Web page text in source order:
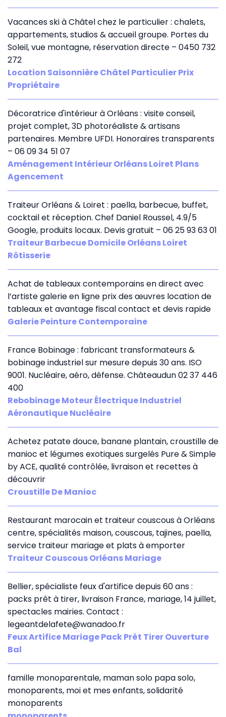
Vacances ski à Châtel chez le particulier : chalets,
appartements, studios & accueil groupe. Portes du
Soleil, vue montagne, réservation directe – 0450 732
272
Location Saisonnière Châtel Particulier Prix
Propriétaire
Décoratrice d'intérieur à Orléans : visite conseil,
projet complet, 3D photoréaliste & artisans
partenaires. Membre UFDI. Honoraires transparents
– 06 09 34 51 07
Aménagement Intérieur Orléans Loiret Plans
Agencement
Traiteur Orléans & Loiret : paella, barbecue, buffet,
cocktail et réception. Chef Daniel Roussel, 4.9/5
Google, produits locaux. Devis gratuit – 06 25 93 63 01
Traiteur Barbecue Domicile Orléans Loiret
Rôtisserie
Achat de tableaux contemporains en direct avec
l’artiste galerie en ligne prix des œuvres location de
tableaux et avantage fiscal contact et devis rapide
Galerie Peinture Contemporaine
France Bobinage : fabricant transformateurs &
bobinage industriel sur mesure depuis 30 ans. ISO
9001. Nucléaire, aéro, défense. Châteaudun 02 37 446
400
Rebobinage Moteur Électrique Industriel
Aéronautique Nucléaire
Achetez patate douce, banane plantain, croustille de
manioc et légumes exotiques surgelés Pure & Simple
by ACE, qualité contrôlée, livraison et recettes à
découvrir
Croustille De Manioc
Restaurant marocain et traiteur couscous à Orléans
centre, spécialités maison, couscous, tajines, paella,
service traiteur mariage et plats à emporter
Traiteur Couscous Orléans Mariage
Bellier, spécialiste feux d'artifice depuis 60 ans :
packs prêt à tirer, livraison France, mariage, 14 juillet,
spectacles mairies. Contact :
legeantdelafete@wanadoo.fr
Feux Artifice Mariage Pack Prêt Tirer Ouverture
Bal
famille monoparentale, maman solo papa solo,
monoparents, moi et mes enfants, solidarité
monoparents